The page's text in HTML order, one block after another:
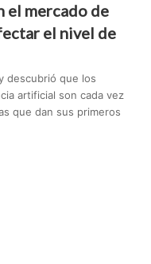
el mercado de
el nivel de
descubrió que los
artificial son cada vez
que dan sus primeros